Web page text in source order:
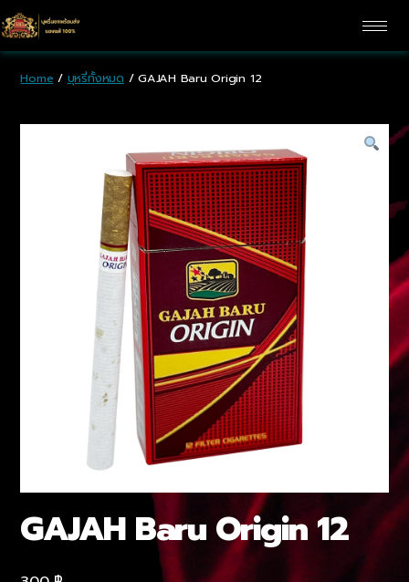
Home / บุหรี่ทั้งหมด / GAJAH Baru Origin 12
GAJAH Baru Origin 12